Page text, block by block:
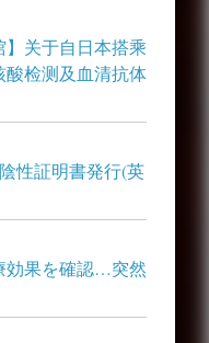
关于自日本搭乘
检测及血清抗体
性証明書発行(英
効果を確認…突然